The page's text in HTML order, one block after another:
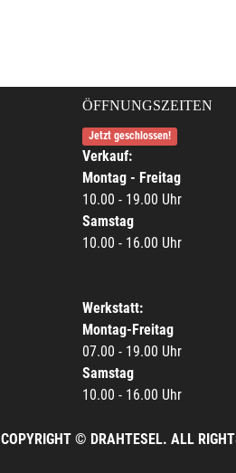
ÖFFNUNGSZEITEN
Jetzt geschlossen!
Verkauf:
Montag - Freitag
10.00 - 19.00 Uhr
Samstag
10.00 - 16.00 Uhr
Werkstatt:
Montag-Freitag
07.00 - 19.00 Uhr
Samstag
10.00 - 16.00 Uhr
COPYRIGHT © DRAHTESEL. ALL